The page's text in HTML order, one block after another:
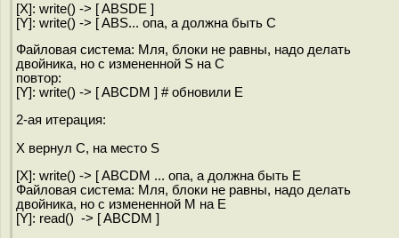
[X]: write() -> [ ABSDE ]
[Y]: write() -> [ ABS... опа, а должна быть C
Файловая сиcтема: Мля, блоки не равны, надо делать
двойника, но с измененной S на C
повтор:
[Y]: write() -> [ ABCDM ] # обновили E
2-ая итерация:
X вернул C, на место S
[X]: write() -> [ ABCDM ... опа, а должна быть E
Файловая сиcтема: Мля, блоки не равны, надо делать
двойника, но с измененной M на E
[Y]: read() -> [ ABCDM ]